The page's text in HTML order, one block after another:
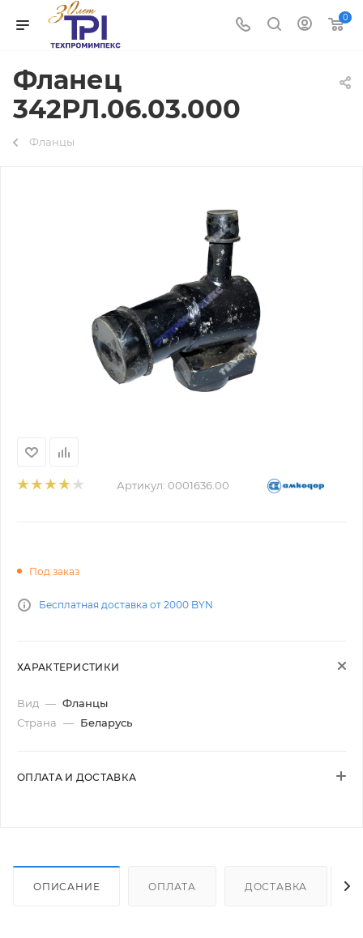
0
Фланец
342РЛ.06.03.000
Фланцы
Артикул: 0001636.00
Под заказ
Бесплатная доставка от 2000 BYN
ХАРАКТЕРИСТИКИ
Вид — Фланцы
Страна — Беларусь
ОПЛАТА И ДОСТАВКА
ОПИСАНИЕ ОПЛАТА ДОСТАВКА